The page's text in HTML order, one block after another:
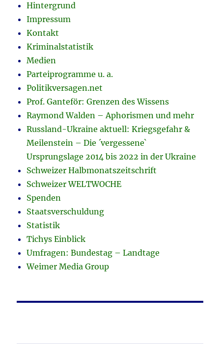
Hintergrund
Impressum
Kontakt
Kriminalstatistik
Medien
Parteiprogramme u. a.
Politikversagen.net
Prof. Ganteför: Grenzen des Wissens
Raymond Walden – Aphorismen und mehr
Russland-Ukraine aktuell: Kriegsgefahr &
Meilenstein – Die ´vergessene`
Ursprungslage 2014 bis 2022 in der Ukraine
Schweizer Halbmonatszeitschrift
Schweizer WELTWOCHE
Spenden
Staatsverschuldung
Statistik
Tichys Einblick
Umfragen: Bundestag – Landtage
Weimer Media Group